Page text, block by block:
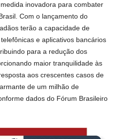
inovadora para combater
Com o lançamento do
terão a capacidade de
e aplicativos bancários
para a redução dos
maior tranquilidade às
aos crescentes casos de
de um milhão de
dados do Fórum Brasileiro